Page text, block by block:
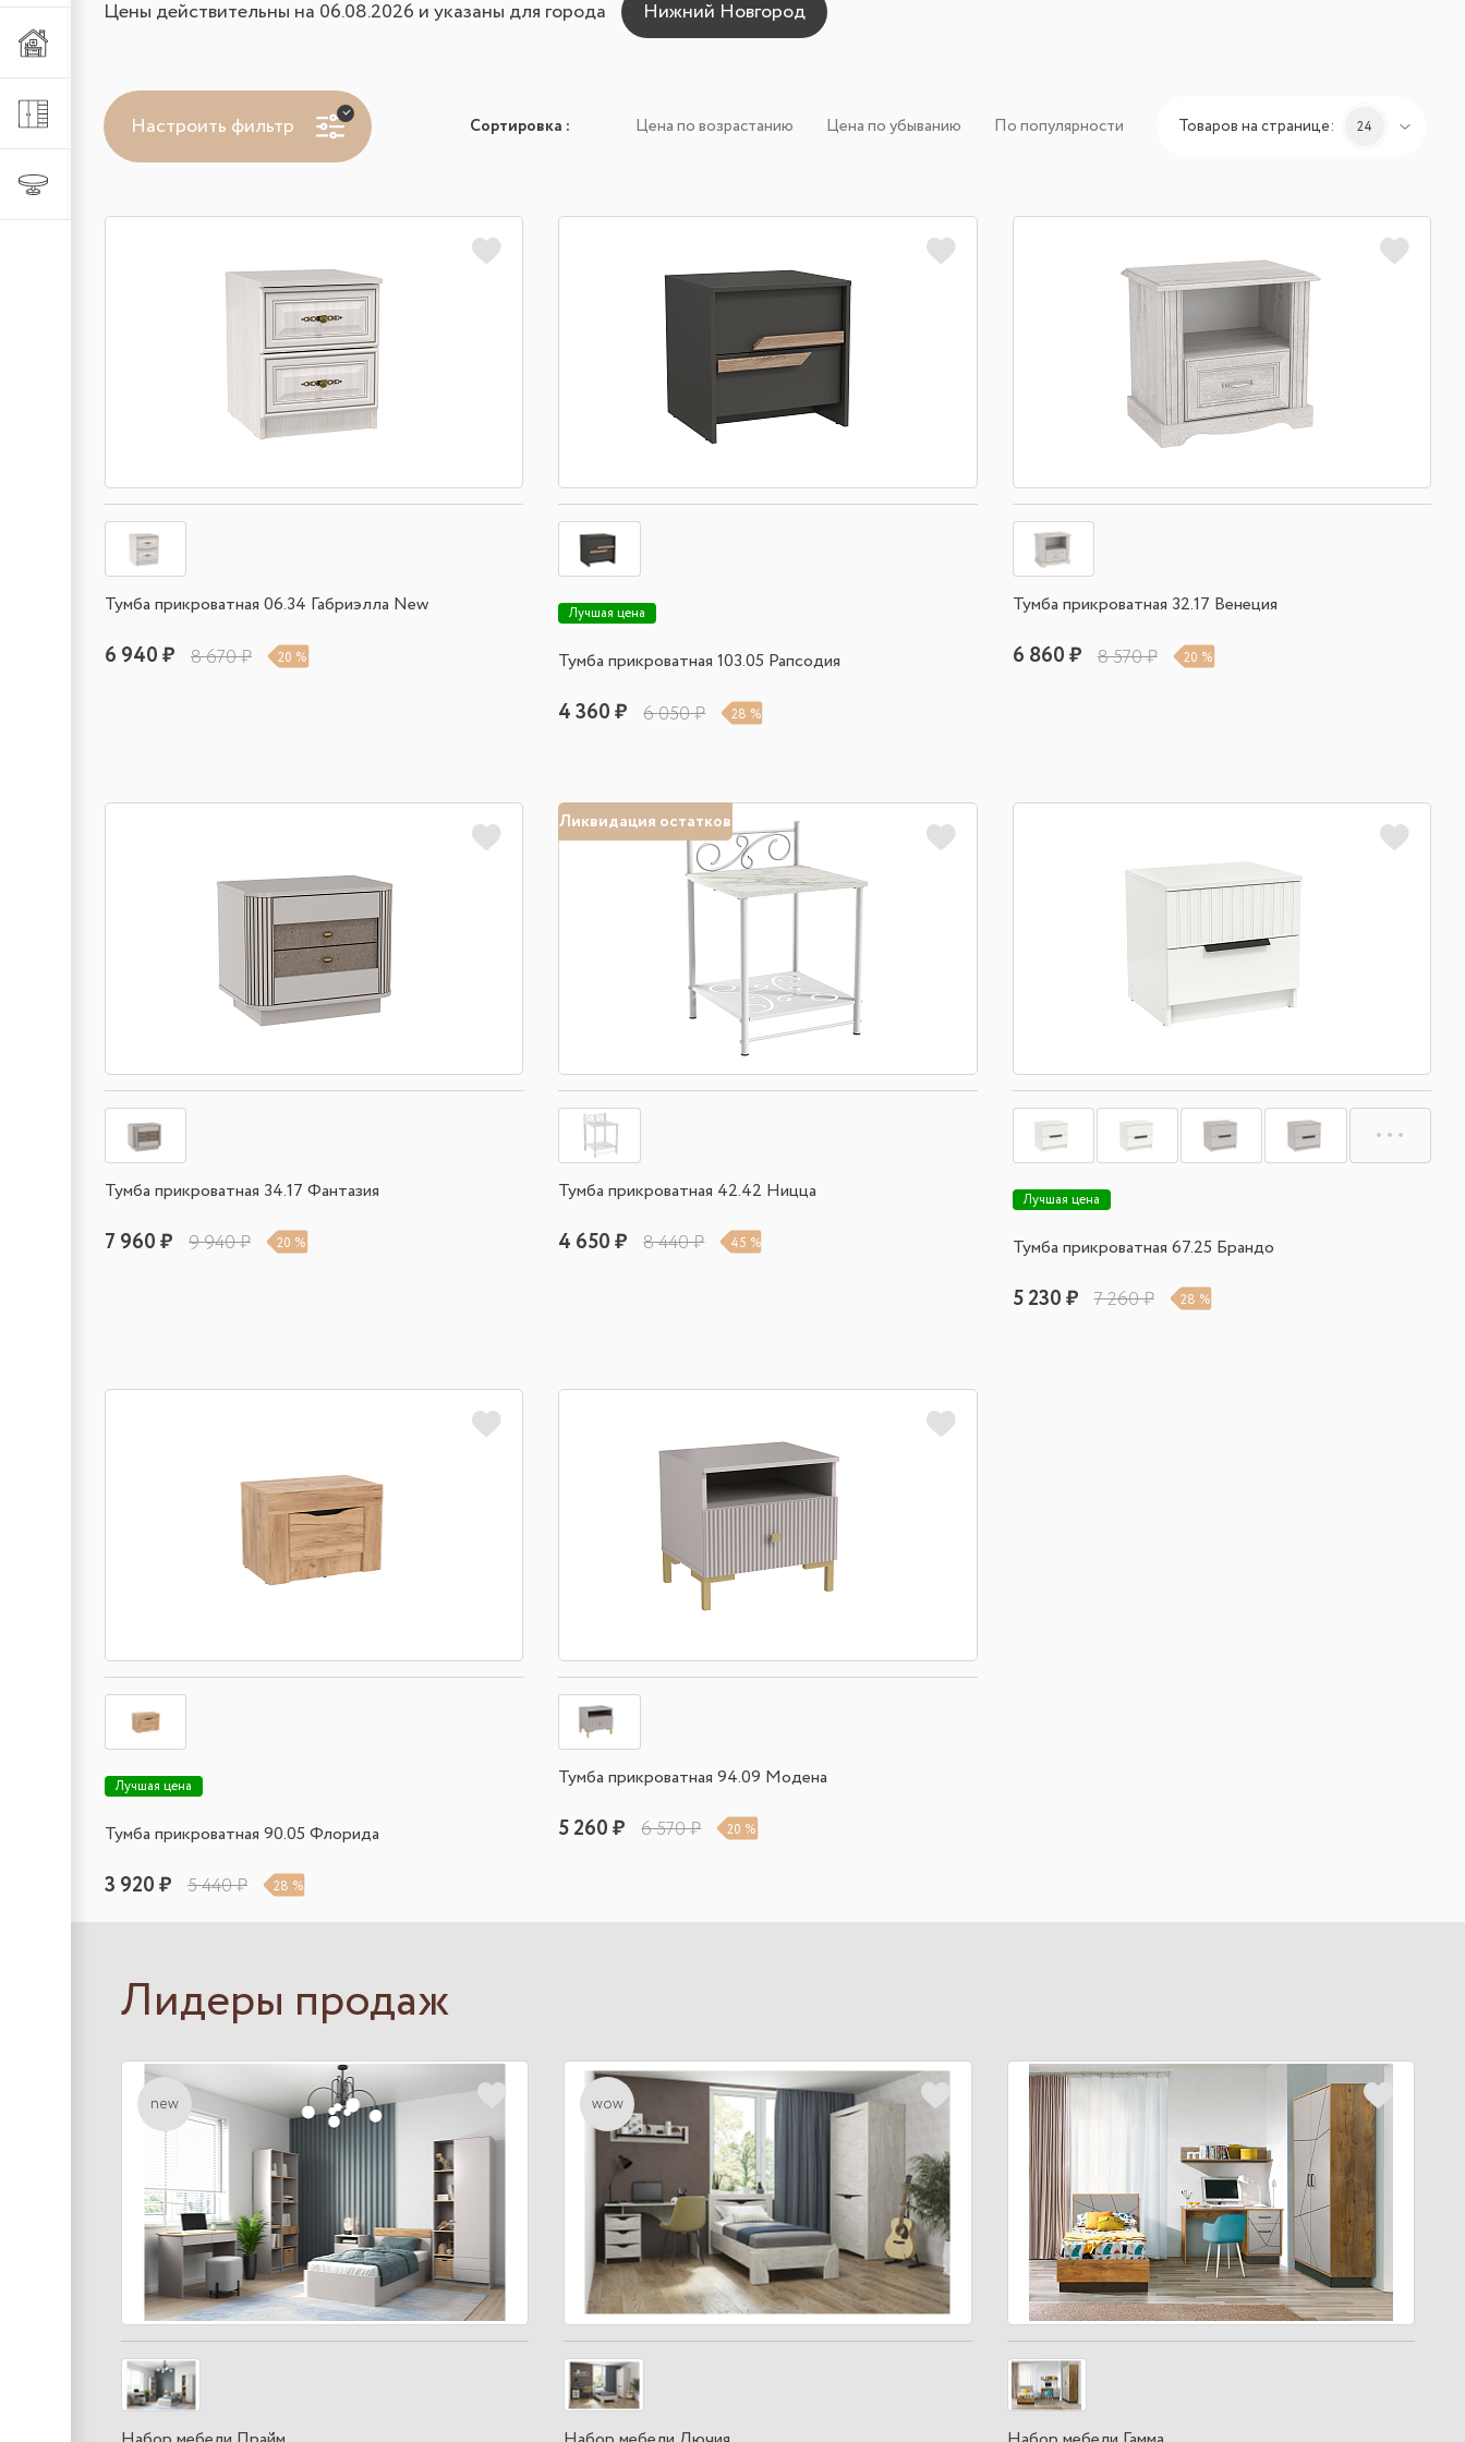
Шкафы и стеллажи
Цены действительны на 06.08.2026 и указаны для города
Настроить фильтр Сортировка : Цена по возрастанию Цена по убыванию По популярности Товаров на странице: 24
Тумба прикроватная 06.34 Габриэлла New
6 940 ₽ 8 670 ₽ 20 %
Лучшая цена
Тумба прикроватная 103.05 Рапсодия
4 360 ₽ 6 050 ₽ 28 %
Тумба прикроватная 32.17 Венеция
6 860 ₽ 8 570 ₽ 20 %
Тумба прикроватная 34.17 Фантазия
7 960 ₽ 9 940 ₽ 20 %
Ликвидация остатков
Тумба прикроватная 42.42 Ницца
4 650 ₽ 8 440 ₽ 45 %
Лучшая цена
Тумба прикроватная 67.25 Брандо
5 230 ₽ 7 260 ₽ 28 %
Лучшая цена
Тумба прикроватная 90.05 Флорида
3 920 ₽ 5 440 ₽ 28 %
Тумба прикроватная 94.09 Модена
5 260 ₽ 6 570 ₽ 20 %
Лидеры продаж
new wow